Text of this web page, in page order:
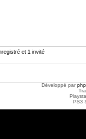
et 1 invité
Développé par
PS3